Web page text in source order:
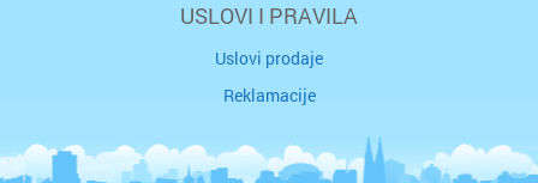
USLOVI I PRAVILA
Uslovi prodaje
Reklamacije